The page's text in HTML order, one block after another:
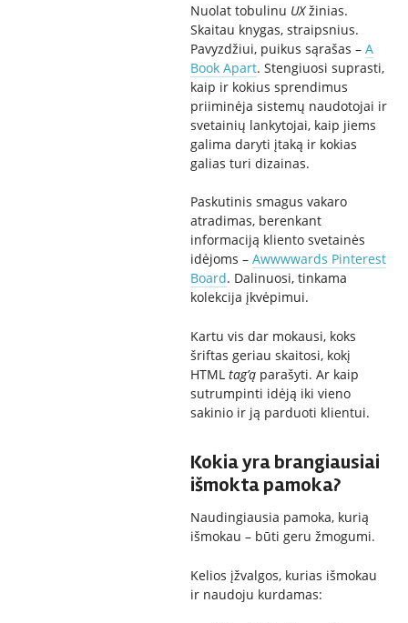
Nuolat tobulinu UXžinias.
Skaitau knygas, straipsnius.
Pavyzdžiui, puikus sąrašas – A
Book Apart. Stengiuosi suprasti,
kaip ir kokius sprendimus
priiminėja sistemų naudotojai ir
svetainių lankytojai, kaip jiems
galima daryti įtaką ir kokias
galias turi dizainas.
Paskutinis smagus vakaro
atradimas, berenkant
informaciją kliento svetainės
idėjoms – Awwwwards Pinterest
Board. Dalinuosi, tinkama
kolekcija įkvėpimui.
Kartu vis dar mokausi, koks
šriftas geriau skaitosi, kokį
HTML tag’ąparašyti. Ar kaip
sutrumpinti idėją iki vieno
sakinio ir ją parduoti klientui.
Kokia yra brangiausiai
išmokta pamoka?
Naudingiausia pamoka, kurią
išmokau – būti geru žmogumi.
Kelios įžvalgos, kurias išmokau
ir naudoju kurdamas: